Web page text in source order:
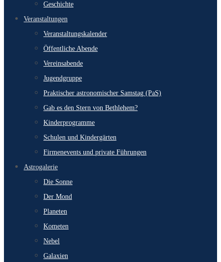
Geschichte
Veranstaltungen
Veranstaltungskalender
Öffentliche Abende
Vereinsabende
Jugendgruppe
Praktischer astronomischer Samstag (PaS)
Gab es den Stern von Bethlehem?
Kinderprogramme
Schulen und Kindergärten
Firmenevents und private Führungen
Astrogalerie
Die Sonne
Der Mond
Planeten
Kometen
Nebel
Galaxien